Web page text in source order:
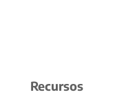
Recursos